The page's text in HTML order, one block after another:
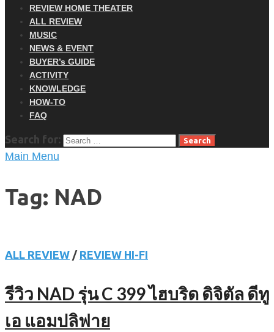
REVIEW HOME THEATER
ALL REVIEW
MUSIC
NEWS & EVENT
BUYER’s GUIDE
ACTIVITY
KNOWLEDGE
HOW-TO
FAQ
Search for:
Main Menu
Tag: NAD
ALL REVIEW / REVIEW HI-FI
รีวิว NAD รุ่น C 399 ไฮบริด ดิจิตัล ดีทู
เอ แอมปลิฟาย